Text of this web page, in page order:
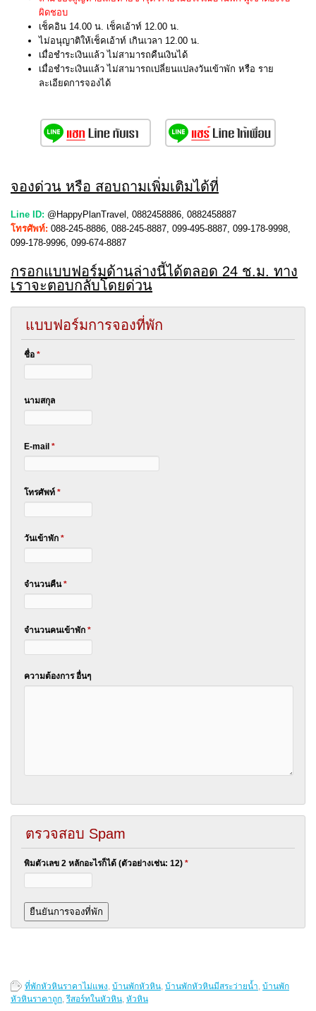
ผิดชอบ
เช็คอิน 14.00 น. เช็คเอ้าท์ 12.00 น.
ไม่อนุญาติให้เช็คเอ้าท์ เกินเวลา 12.00 น.
เมื่อชำระเงินแล้ว ไม่สามารถคืนเงินได้
เมื่อชำระเงินแล้ว ไม่สามารถเปลี่ยนแปลงวันเข้าพัก หรือ ราย
ละเอียดการจองได้
จองด่วน หรือ สอบถามเพิ่มเติมได้ที่
Line ID: @HappyPlanTravel, 0882458886, 0882458887
โทรศัพท์: 088-245-8886, 088-245-8887, 099-495-8887, 099-178-9998,
099-178-9996, 099-674-8887
กรอกแบบฟอร์มด้านล่างนี้ได้ตลอด 24 ช.ม. ทาง
เราจะตอบกลับโดยด่วน
แบบฟอร์มการจองที่พัก
ชื่อ *
นามสกุล
E-mail *
โทรศัพท์ *
วันเข้าพัก *
จำนวนคืน*
จำนวนคนเข้าพัก *
ความต้องการ อื่นๆ
ตรวจสอบ Spam
พิมตัวเลข 2 หลักอะไรก็ได้ (ตัวอย่างเช่น: 12) *
ที่พักหัวหินราคาไม่แพง, บ้านพักหัวหิน, บ้านพักหัวหินมีสระว่ายน้ำ, บ้านพัก
หัวหินราคาถูก,รีสอร์ทในหัวหิน, หัวหิน